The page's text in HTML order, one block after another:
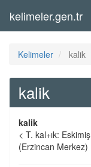
kelimeler.gen.tr
Kelimeler kalik
kalik
kalik
< T. kal+ık:
(Erzincan Merkez)